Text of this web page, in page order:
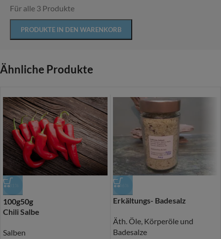
Für alle 3 Produkte
PRODUKTE IN DEN WARENKORB
Ähnliche Produkte
-31%
100g50g
Chili Salbe
Salben
-46%
Erkältungs- Badesalz
Äth. Öle, Körperöle und
Badesalze